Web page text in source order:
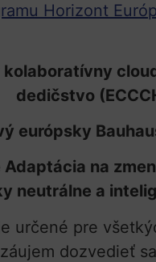
Horizont
kolaboratívny
dedičstvo
európsky
Adaptácia na
neutrálne a
určené pre
dozvedieť